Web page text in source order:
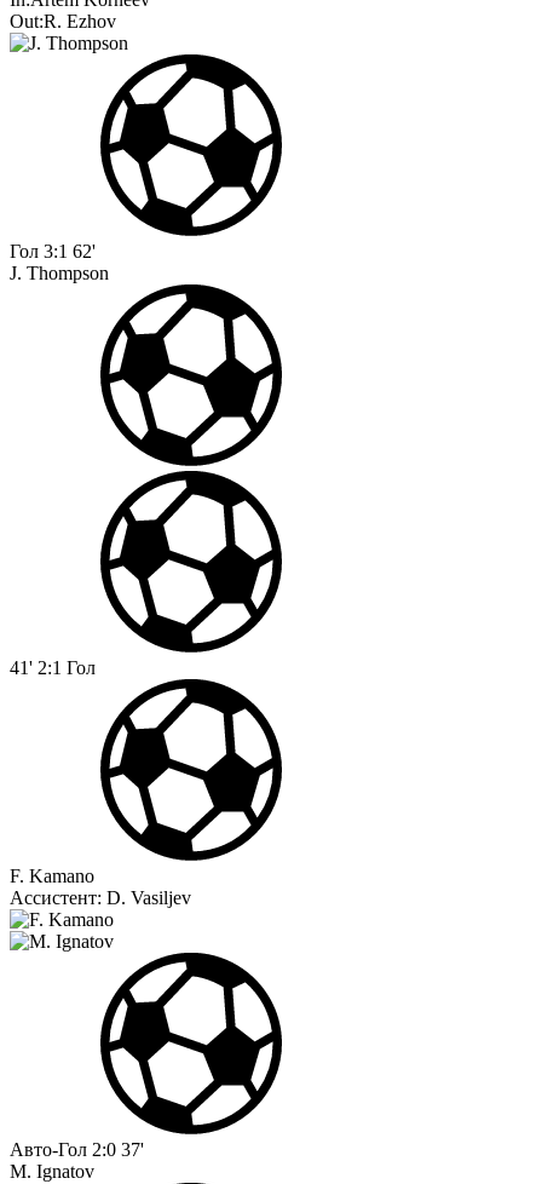
Out:R. Ezhov
Гол 3:1 62'
J. Thompson
41' 2:1 Гол
F. Kamano
Ассистент: D. Vasiljev
Авто-Гол 2:0 37'
M. Ignatov